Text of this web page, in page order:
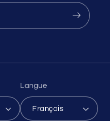
Langue
Français